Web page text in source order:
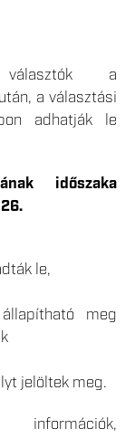
a
a választási
adhatják le
időszaka
le,
meg
jelöltek meg.